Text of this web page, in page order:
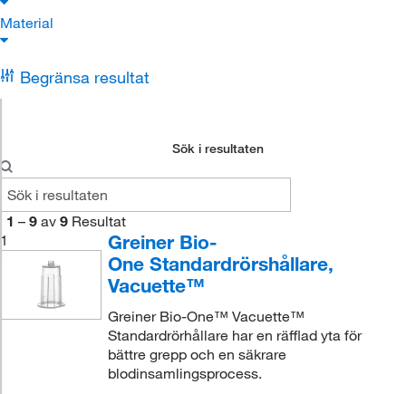
Material
Begränsa resultat
Sök i resultaten
1 – 9 av 9 Resultat
1
Greiner Bio-
One Standardrörshållare,
Vacuette™
Greiner Bio-One™ Vacuette™
Standardrörhållare har en räfflad yta för
bättre grepp och en säkrare
blodinsamlingsprocess.